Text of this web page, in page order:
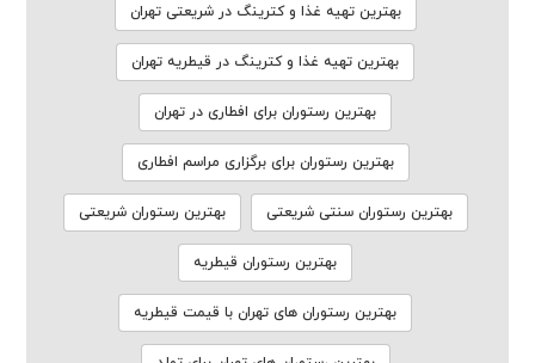
بهترین تهیه غذا و کترینگ در شریعتی تهران
بهترین تهیه غذا و کترینگ در قیطریه تهران
بهترین رستوران برای افطاری در تهران
بهترین رستوران برای برگزاری مراسم افطاری
بهترین رستوران سنتی شریعتی بهترین رستوران شریعتی
بهترین رستوران قیطریه
بهترین رستوران های تهران با قیمت قیطریه